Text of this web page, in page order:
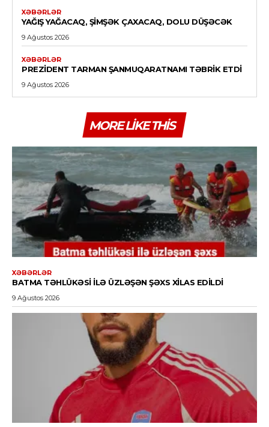
XƏBƏRLƏR
YAĞIŞ YAĞACAQ, ŞIMŞƏK ÇAXACAQ, DOLU DÜŞƏCƏK
9 Ağustos 2026
XƏBƏRLƏR
PREZIDENT TARMAN ŞANMUQARATNAMI TƏBRIK ETDI
9 Ağustos 2026
MORE LIKE THIS
XƏBƏRLƏR
BATMA TƏHLÜKƏSI ILƏ ÜZLƏŞƏN ŞƏXS XILAS EDILDI
9 Ağustos 2026